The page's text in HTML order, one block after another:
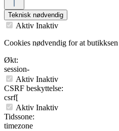
Teknisk nødvendig
Aktiv Inaktiv
Cookies nødvendig for at
Økt:
session-
Aktiv Inaktiv
CSRF beskyttelse:
csrf[
Aktiv Inaktiv
Tidssone:
timezone